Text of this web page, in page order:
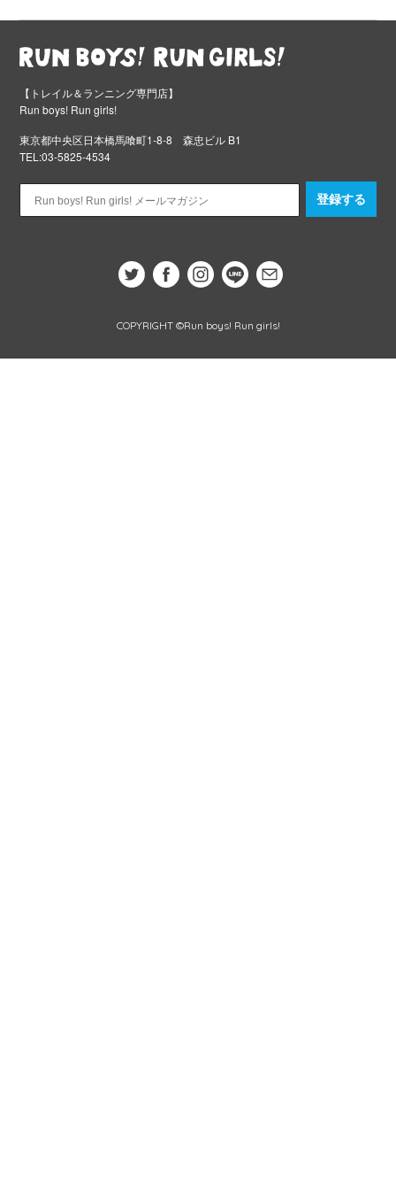
【トレイル＆ランニング専門店】
Run boys! Run girls!
東京都中央区日本橋馬喰町1-8-8 森忠ビル B1
TEL:03-5825-4534
登録する
COPYRIGHT ©Run boys! Run girls!